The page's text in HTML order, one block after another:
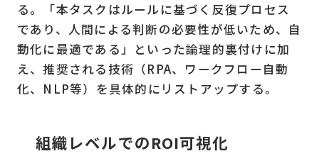
る。「本タスクはルールに基づく反復プロセス
であり、人間による判断の必要性が低いため、自
動化に最適である」といった論理的裏付けに加
え、推奨される技術（RPA、ワークフロー自動
化、NLP等）を具体的にリストアップする。
組織レベルでのROI可視化